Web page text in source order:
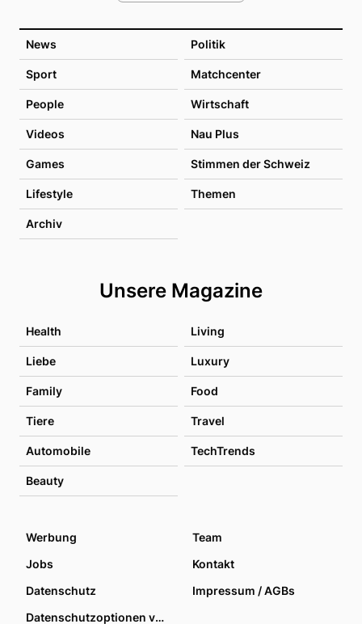
News Politik
Sport Matchcenter
People Wirtschaft
Videos Nau Plus
Games Stimmen der Schweiz
Lifestyle Themen
Archiv
Unsere Magazine
Health Living
Liebe Luxury
Family Food
Tiere Travel
Automobile TechTrends
Beauty
Werbung
Team
Jobs
Kontakt
Datenschutz
Impressum / AGBs
Datenschutzoptionen verwalten